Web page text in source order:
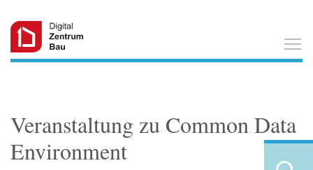
Veranstaltung zu Common Data
Environment